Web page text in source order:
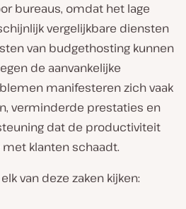
bureaus, omdat het lage
vergelijkbare diensten
van budgethosting kunnen
de aanvankelijke
manifesteren zich vaak
verminderde prestaties en
dat de productiviteit
klanten schaadt.
van deze zaken kijken: